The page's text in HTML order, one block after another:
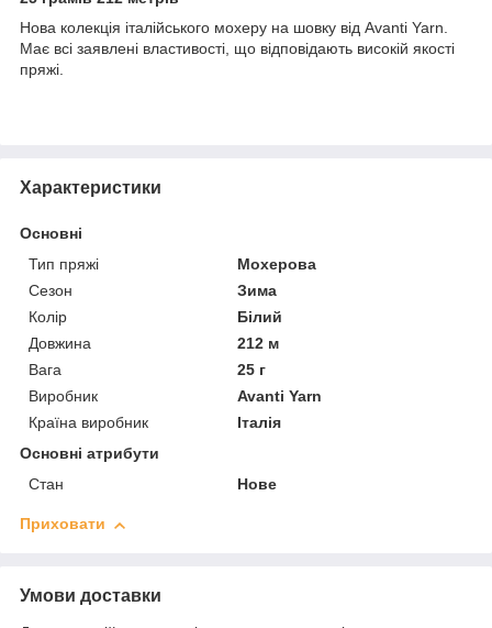
Нова колекція італійського мохеру на шовку від Avanti Yarn.
Має всі заявлені властивості, що відповідають високій якості
пряжі.
Характеристики
Основні
Тип пряжі
Мохерова
Сезон
Зима
Колір
Білий
Довжина
212 м
Вага
25 г
Виробник
Avanti Yarn
Країна виробник
Італія
Основні атрибути
Стан
Нове
Приховати
Умови доставки